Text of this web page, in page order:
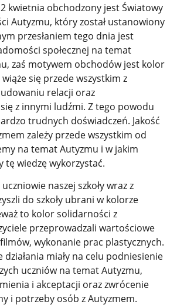
2 kwietnia obchodzony jest Światowy
Autyzmu, który został ustanowiony
przesłaniem tego dnia jest
społecznej na temat
zaś motywem obchodów jest kolor
się przede wszystkim z
relacji oraz
z innymi ludźmi. Z tego powodu
trudnych doświadczeń. Jakość
zależy przede wszystkim od
na temat Autyzmu i w jakim
wiedzę wykorzystać.
naszej szkoły wraz z
do szkoły ubrani w kolorze
to kolor solidarności z
przeprowadzali wartościowe
wykonanie prac plastycznych.
miały na celu podniesienie
uczniów na temat Autyzmu,
i akceptacji oraz zwrócenie
i potrzeby osób z Autyzmem.